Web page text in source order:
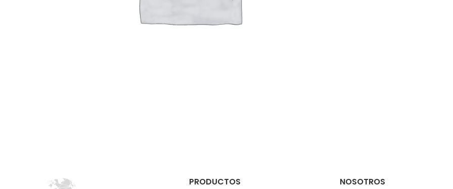
PRODUCTOS NOSOTROS